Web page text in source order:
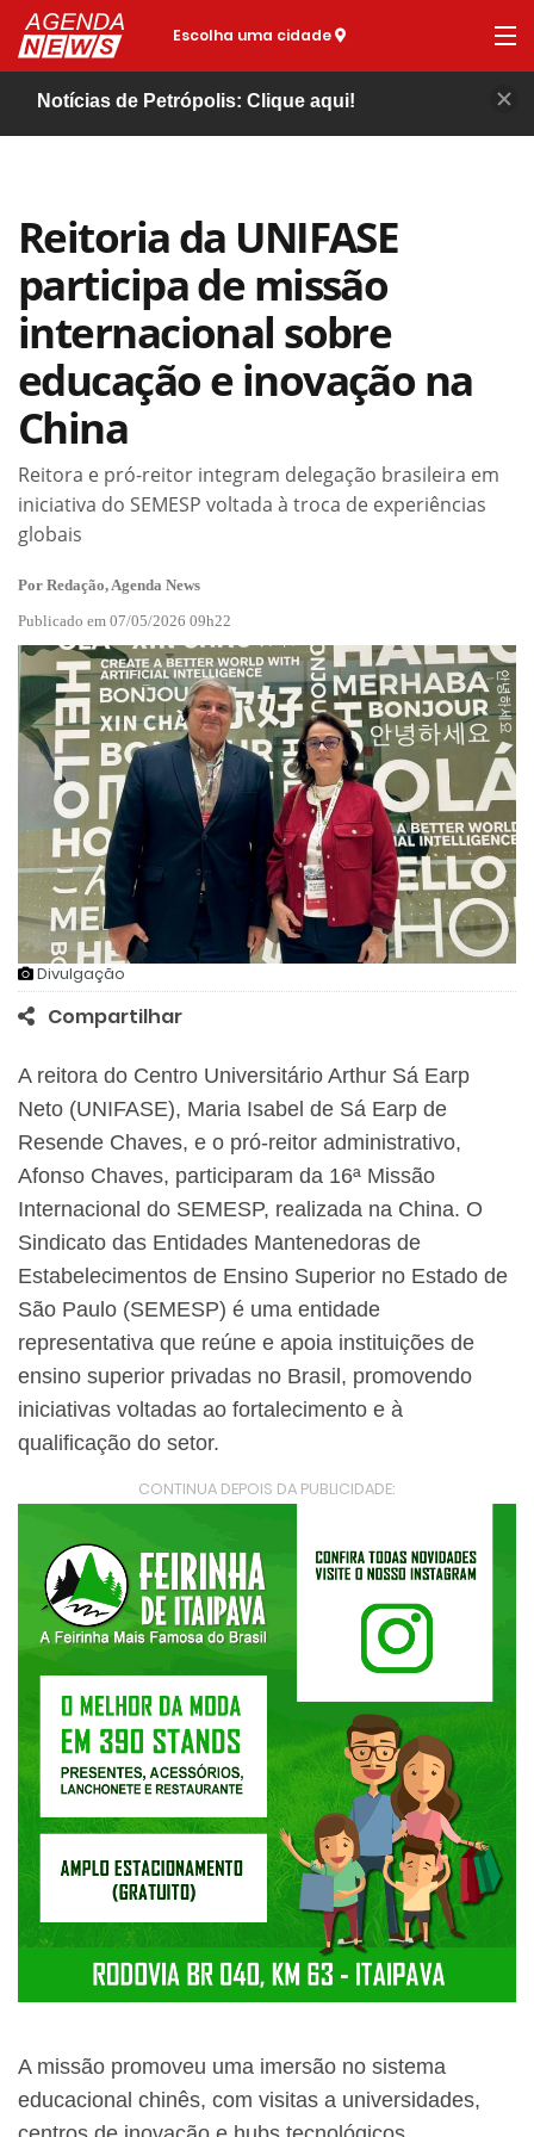
Escolha uma cidade
Notícias de Petrópolis: Clique aqui!
Reitoria da UNIFASE
participa de missão
internacional sobre
educação e inovação na
China
Reitora e pró-reitor integram delegação brasileira em
iniciativa do SEMESP voltada à troca de experiências
globais
Por Redação, Agenda News
Publicado em 07/05/2026 09h22
Divulgação
Compartilhar
A reitora do Centro Universitário Arthur Sá Earp
Neto (UNIFASE), Maria Isabel de Sá Earp de
Resende Chaves, e o pró-reitor administrativo,
Afonso Chaves, participaram da 16ª Missão
Internacional do SEMESP, realizada na China. O
Sindicato das Entidades Mantenedoras de
Estabelecimentos de Ensino Superior no Estado de
São Paulo (SEMESP) é uma entidade
representativa que reúne e apoia instituições de
ensino superior privadas no Brasil, promovendo
iniciativas voltadas ao fortalecimento e à
qualificação do setor.
CONTINUA DEPOIS DA PUBLICIDADE:
A missão promoveu uma imersão no sistema
educacional chinês, com visitas a universidades,